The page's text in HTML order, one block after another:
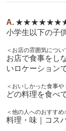
小学生以下の子
＜お店の雰囲気につい
お店で食事をし
いロケーション
＜おいしかった食事や
どの料理を食べ
＜他の人へのおすすめ
料理・味｜コス